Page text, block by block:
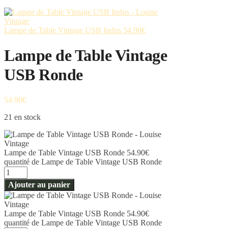
Lampe de Table Vintage USB Indus 54.90€
Lampe de Table Vintage
USB Ronde
54.90€
21 en stock
Lampe de Table Vintage USB Ronde 54.90€
quantité de Lampe de Table Vintage USB Ronde
Ajouter au panier
Lampe de Table Vintage USB Ronde 54.90€
quantité de Lampe de Table Vintage USB Ronde